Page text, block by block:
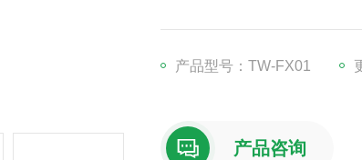
产品型号：TW-FX01
产品咨询